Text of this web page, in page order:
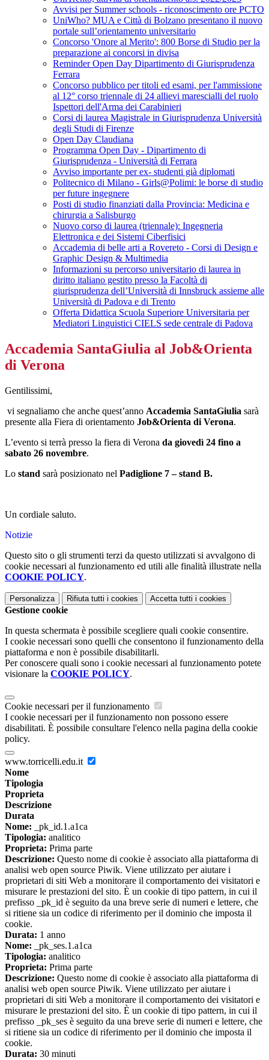
Avvisi per Summer schools - riconoscimento ore PCTO
UniWho? MUA e Città di Bolzano presentano il nuovo
portale sull’orientamento universitario
Concorso 'Onore al Merito': 800 Borse di Studio per la
preparazione ai concorsi in divisa
Reminder Open Day Dipartimento di Giurisprudenza
Ferrara
Concorso pubblico per titoli ed esami, per l'ammissione
al 12° corso triennale di 24 allievi marescialli del ruolo
Ispettori dell'Arma dei Carabinieri
Corsi di laurea Magistrale in Giurisprudenza Università
degli Studi di Firenze
Open Day Claudiana
Programma Open Day - Dipartimento di
Giurisprudenza - Università di Ferrara
Avviso importante per ex- studenti già diplomati
Politecnico di Milano - Girls@Polimi: le borse di studio
per future ingegnere
Posti di studio finanziati dalla Provincia: Medicina e
chirurgia a Salisburgo
Nuovo corso di laurea (triennale): Ingegneria
Elettronica e dei Sistemi Ciberfisici
Accademia di belle arti a Rovereto - Corsi di Design e
Graphic Design & Multimedia
Informazioni su percorso universitario di laurea in
diritto italiano gestito presso la Facoltà di
giurisprudenza dell’Università di Innsbruck assieme alle
Università di Padova e di Trento
Offerta Didattica Scuola Superiore Universitaria per
Mediatori Linguistici CIELS sede centrale di Padova
Accademia SantaGiulia al Job&Orienta
di Verona
Gentilissimi,
vi segnaliamo che anche quest’anno Accademia SantaGiulia sarà
presente alla Fiera di orientamento Job&Orienta di Verona.
L’evento si terrà presso la fiera di Verona da giovedì 24 fino a
sabato 26 novembre.
Lo stand sarà posizionato nel Padiglione 7 – stand B.
Un cordiale saluto.
Notizie
Questo sito o gli strumenti terzi da questo utilizzati si avvalgono di
cookie necessari al funzionamento ed utili alle finalità illustrate nella
COOKIE POLICY.
Personalizza Rifiuta tutti i cookies Accetta tutti i cookies
Gestione cookie
In questa schermata è possibile scegliere quali cookie consentire.
I cookie necessari sono quelli che consentono il funzionamento della
piattaforma e non è possibile disabilitarli.
Per conoscere quali sono i cookie necessari al funzionamento potete
visionare la COOKIE POLICY.
Cookie necessari per il funzionamento
I cookie necessari per il funzionamento non possono essere
disabilitati. È possibile consultare l'elenco nella pagina della cookie
policy.
www.torricelli.edu.it
Nome
Tipologia
Proprieta
Descrizione
Durata
Nome: _pk_id.1.a1ca
Tipologia: analitico
Proprieta: Prima parte
Descrizione: Questo nome di cookie è associato alla piattaforma di
analisi web open source Piwik. Viene utilizzato per aiutare i
proprietari di siti Web a monitorare il comportamento dei visitatori e
misurare le prestazioni del sito. È un cookie di tipo pattern, in cui il
prefisso _pk_id è seguito da una breve serie di numeri e lettere, che
si ritiene sia un codice di riferimento per il dominio che imposta il
cookie.
Durata: 1 anno
Nome: _pk_ses.1.a1ca
Tipologia: analitico
Proprieta: Prima parte
Descrizione: Questo nome di cookie è associato alla piattaforma di
analisi web open source Piwik. Viene utilizzato per aiutare i
proprietari di siti Web a monitorare il comportamento dei visitatori e
misurare le prestazioni del sito. È un cookie di tipo pattern, in cui il
prefisso _pk_ses è seguito da una breve serie di numeri e lettere, che
si ritiene sia un codice di riferimento per il dominio che imposta il
cookie.
Durata: 30 minuti